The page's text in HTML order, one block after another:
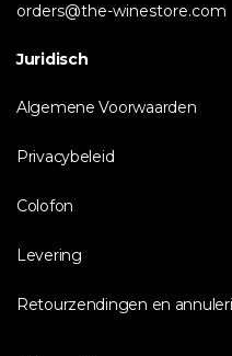
orders@the-winestore.com
Juridisch
Algemene Voorwaarden
Privacybeleid
Colofon
Levering
Retourzendingen en